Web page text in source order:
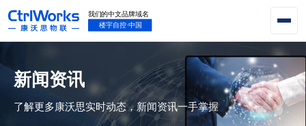
新闻资讯
了解更多康沃思实时动态，新闻资讯一手掌握